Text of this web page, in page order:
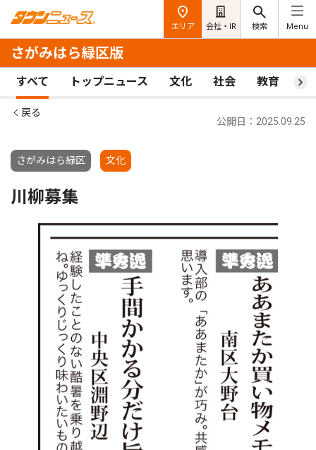
エリア 会社・IR 検索 Menu
さがみはら緑区版
すべて トップニュース 文化 社会 教育 ス
戻る
さがみはら緑区 文化
公開日：2025.09.25
川柳募集